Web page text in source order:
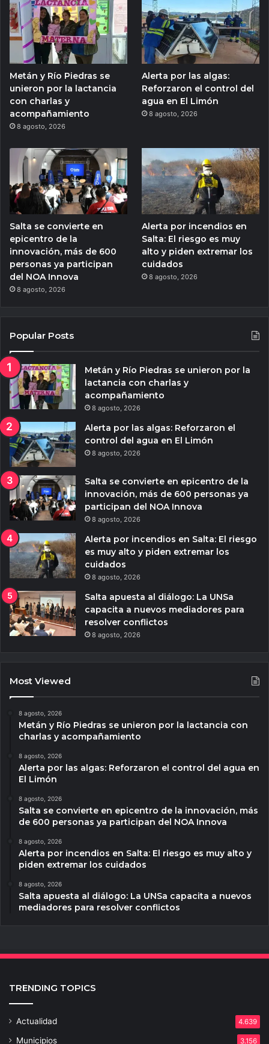
Metán y Río Piedras se
unieron por la lactancia
con charlas y
acompañamiento
8 agosto, 2026
Alerta por las algas:
Reforzaron el control del
agua en El Limón
8 agosto, 2026
Salta se convierte en
epicentro de la
innovación, más de 600
personas ya participan
del NOA Innova
8 agosto, 2026
Alerta por incendios en
Salta: El riesgo es muy
alto y piden extremar los
cuidados
8 agosto, 2026
Popular Posts
Metán y Río Piedras se unieron por la
lactancia con charlas y
acompañamiento
8 agosto, 2026
Alerta por las algas: Reforzaron el
control del agua en El Limón
8 agosto, 2026
Salta se convierte en epicentro de la
innovación, más de 600 personas ya
participan del NOA Innova
8 agosto, 2026
Alerta por incendios en Salta: El riesgo
es muy alto y piden extremar los
cuidados
8 agosto, 2026
Salta apuesta al diálogo: La UNSa
capacita a nuevos mediadores para
resolver conflictos
8 agosto, 2026
Most Viewed
8 agosto, 2026
Metán y Río Piedras se unieron por la lactancia con
charlas y acompañamiento
8 agosto, 2026
Alerta por las algas: Reforzaron el control del agua en
El Limón
8 agosto, 2026
Salta se convierte en epicentro de la innovación, más
de 600 personas ya participan del NOA Innova
8 agosto, 2026
Alerta por incendios en Salta: El riesgo es muy alto y
piden extremar los cuidados
8 agosto, 2026
Salta apuesta al diálogo: La UNSa capacita a nuevos
mediadores para resolver conflictos
TRENDING TOPICS
Actualidad 4.639
Municipios 3.156